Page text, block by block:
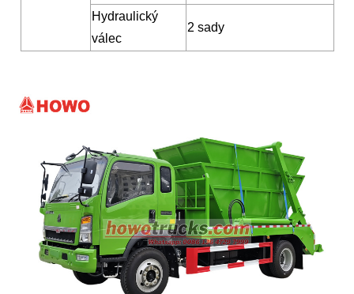
Hydraulický
válec
2 sady